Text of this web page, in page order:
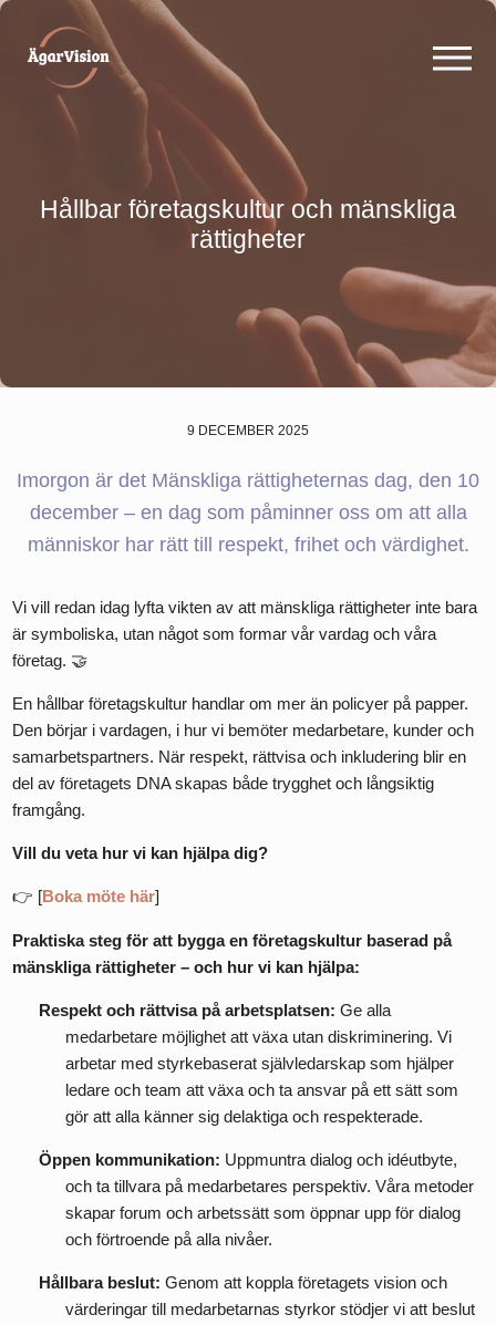
Hållbar företagskultur och mänskliga
rättigheter
9 DECEMBER 2025
Imorgon är det Mänskliga rättigheternas dag, den 10
december – en dag som påminner oss om att alla
människor har rätt till respekt, frihet och värdighet.
Vi vill redan idag lyfta vikten av att mänskliga rättigheter inte bara
är symboliska, utan något som formar vår vardag och våra
företag. 🤝
En hållbar företagskultur handlar om mer än policyer på papper.
Den börjar i vardagen, i hur vi bemöter medarbetare, kunder och
samarbetspartners. När respekt, rättvisa och inkludering blir en
del av företagets DNA skapas både trygghet och långsiktig
framgång.
Vill du veta hur vi kan hjälpa dig?
👉 [Boka möte här]
Praktiska steg för att bygga en företagskultur baserad på
mänskliga rättigheter – och hur vi kan hjälpa:
Respekt och rättvisa på arbetsplatsen: Ge alla
medarbetare möjlighet att växa utan diskriminering. Vi
arbetar med styrkebaserat självledarskap som hjälper
ledare och team att växa och ta ansvar på ett sätt som
gör att alla känner sig delaktiga och respekterade.
Öppen kommunikation: Uppmuntra dialog och idéutbyte,
och ta tillvara på medarbetares perspektiv. Våra metoder
skapar forum och arbetssätt som öppnar upp för dialog
och förtroende på alla nivåer.
Hållbara beslut: Genom att koppla företagets vision och
värderingar till medarbetarnas styrkor stödjer vi att beslut